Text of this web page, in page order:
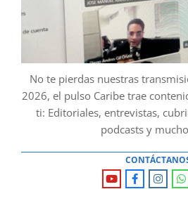
No te pierdas nuestras
2026, el pulso Caribe trae
ti: Editoriales, entrevistas,
podcasts y